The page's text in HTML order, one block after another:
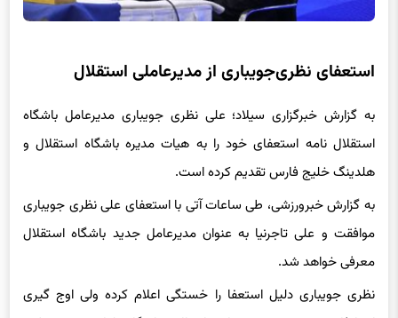
استعفای نظری‌جویباری از مدیرعاملی استقلال
به گزارش خبرگزاری سیلاد؛ علی نظری جویباری مدیرعامل باشگاه
استقلال نامه استعفای خود را به هیات مدیره باشگاه استقلال و
هلدینگ خلیج فارس تقدیم کرده است.
به گزارش خبرورزشی، طی ساعات آتی با استعفای علی نظری جویباری
موافقت و علی تاجرنیا به عنوان مدیرعامل جدید باشگاه استقلال
معرفی خواهد شد.
نظری جویباری دلیل استعفا را خستگی اعلام کرده ولی اوج گیری